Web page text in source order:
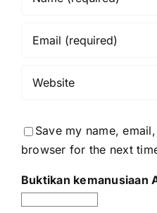
Save my name,
browser for the next
Buktikan kemanusiaan